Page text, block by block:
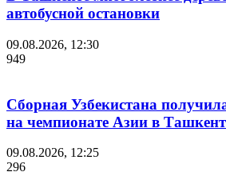
автобусной остановки
09.08.2026, 12:30
949
Сборная Узбекистана
на чемпионате Азии в
09.08.2026, 12:25
296